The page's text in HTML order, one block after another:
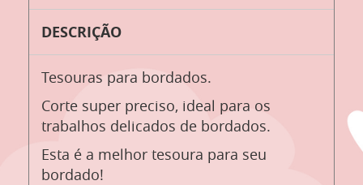
DESCRIÇÃO
Tesouras para bordados.
Corte super preciso, ideal para os
trabalhos delicados de bordados.
Esta é a melhor tesoura para seu
bordado!